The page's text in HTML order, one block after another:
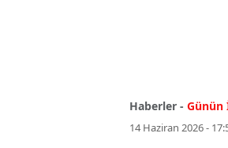
Haberler - Günün
14 Haziran 2026 -